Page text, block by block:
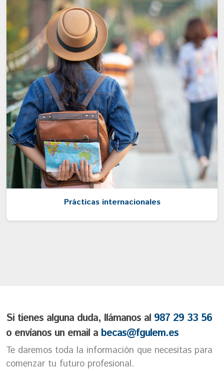
Prácticas internacionales
Si tienes alguna duda, llámanos al 987 29 33 56
o envíanos un email a becas@fgulem.es
Te daremos toda la información que necesitas para
comenzar tu futuro profesional.